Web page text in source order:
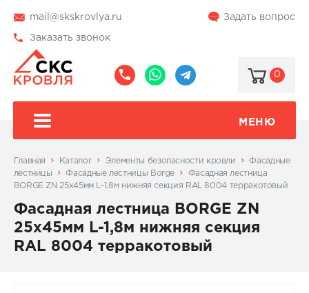
mail@skskrovlya.ru Задать вопрос
Заказать звонок
0
МЕНЮ
Главная Каталог Элементы безопасности кровли
Фасадные
лестницы
Фасадные лестницы Borge
Фасадная лестница
BORGE ZN 25x45мм L-1,8м нижняя секция RAL 8004 терракотовый
Фасадная лестница BORGE ZN
25x45мм L-1,8м нижняя секция
RAL 8004 терракотовый